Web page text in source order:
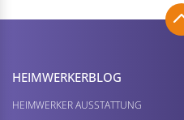
HEIMWERKER­BLOG
HEIMWERKER AUSSTATTUNG